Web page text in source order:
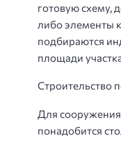
готовую схему,
либо элементы
подбираются
площади
Строительство
Для
понадобится